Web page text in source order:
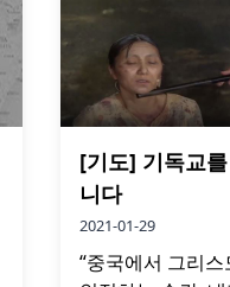
[기도] 기독교
니다
2021-01-29
“중국에서 그리